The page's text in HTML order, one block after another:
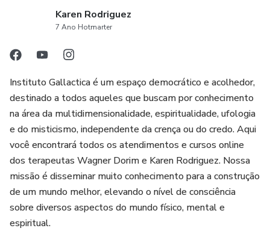
Karen Rodriguez
7 Ano Hotmarter
Instituto Gallactica é um espaço democrático e acolhedor,
destinado a todos aqueles que buscam por conhecimento
na área da multidimensionalidade, espiritualidade, ufologia
e do misticismo, independente da crença ou do credo. Aqui
você encontrará todos os atendimentos e cursos online
dos terapeutas Wagner Dorim e Karen Rodriguez. Nossa
missão é disseminar muito conhecimento para a construção
de um mundo melhor, elevando o nível de consciência
sobre diversos aspectos do mundo físico, mental e
espiritual.